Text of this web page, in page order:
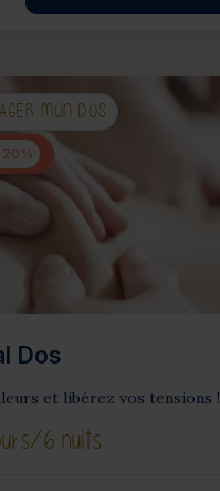
MON DOS
Dos
et libérez vos tensions !
/6 nuits